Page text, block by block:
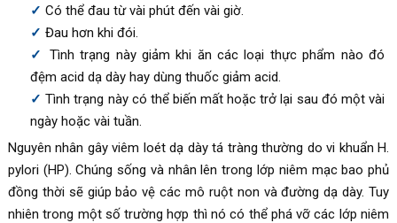
Có thể đau từ vài phút đến vài giờ.
Đau hơn khi đói.
Tình trạng này giảm khi ăn các loại thực phẩm nào đó
đệm acid dạ dày hay dùng thuốc giảm acid.
Tình trạng này có thể biến mất hoặc trở lại sau đó một vài
ngày hoặc vài tuần.
Nguyên nhân gây viêm loét dạ dày tá tràng thường do vi khuẩn H.
pylori (HP). Chúng sống và nhân lên trong lớp niêm mạc bao phủ
đồng thời sẽ giúp bảo vệ các mô ruột non và đường dạ dày. Tuy
nhiên trong một số trường hợp thì nó có thể phá vỡ các lớp niêm